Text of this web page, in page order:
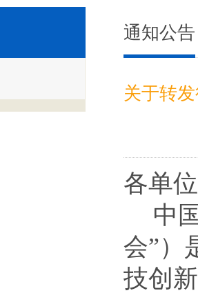
通知公告
关于转
各单
中
会”）
技创